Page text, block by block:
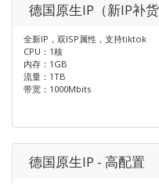
德国原生IP（新IP补货
全新IP，双ISP属性，支持tiktok
CPU：1核
内存：1GB
流量：1TB
带宽：1000Mbits
德国原生IP - 高配置